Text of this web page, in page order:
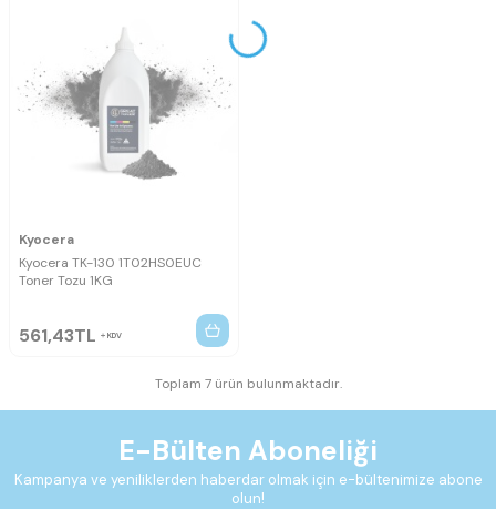
Kyocera
Kyocera TK-130 1T02HS0EUC
Toner Tozu 1KG
561,43TL KDV
Toplam 7 ürün bulunmaktadır.
E-Bülten Aboneliği
Kampanya ve yeniliklerden haberdar olmak için e-bültenimize abone
olun!